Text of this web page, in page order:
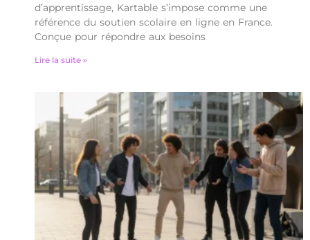
d’apprentissage, Kartable s’impose comme une
référence du soutien scolaire en ligne en France.
Conçue pour répondre aux besoins
Lire la suite »